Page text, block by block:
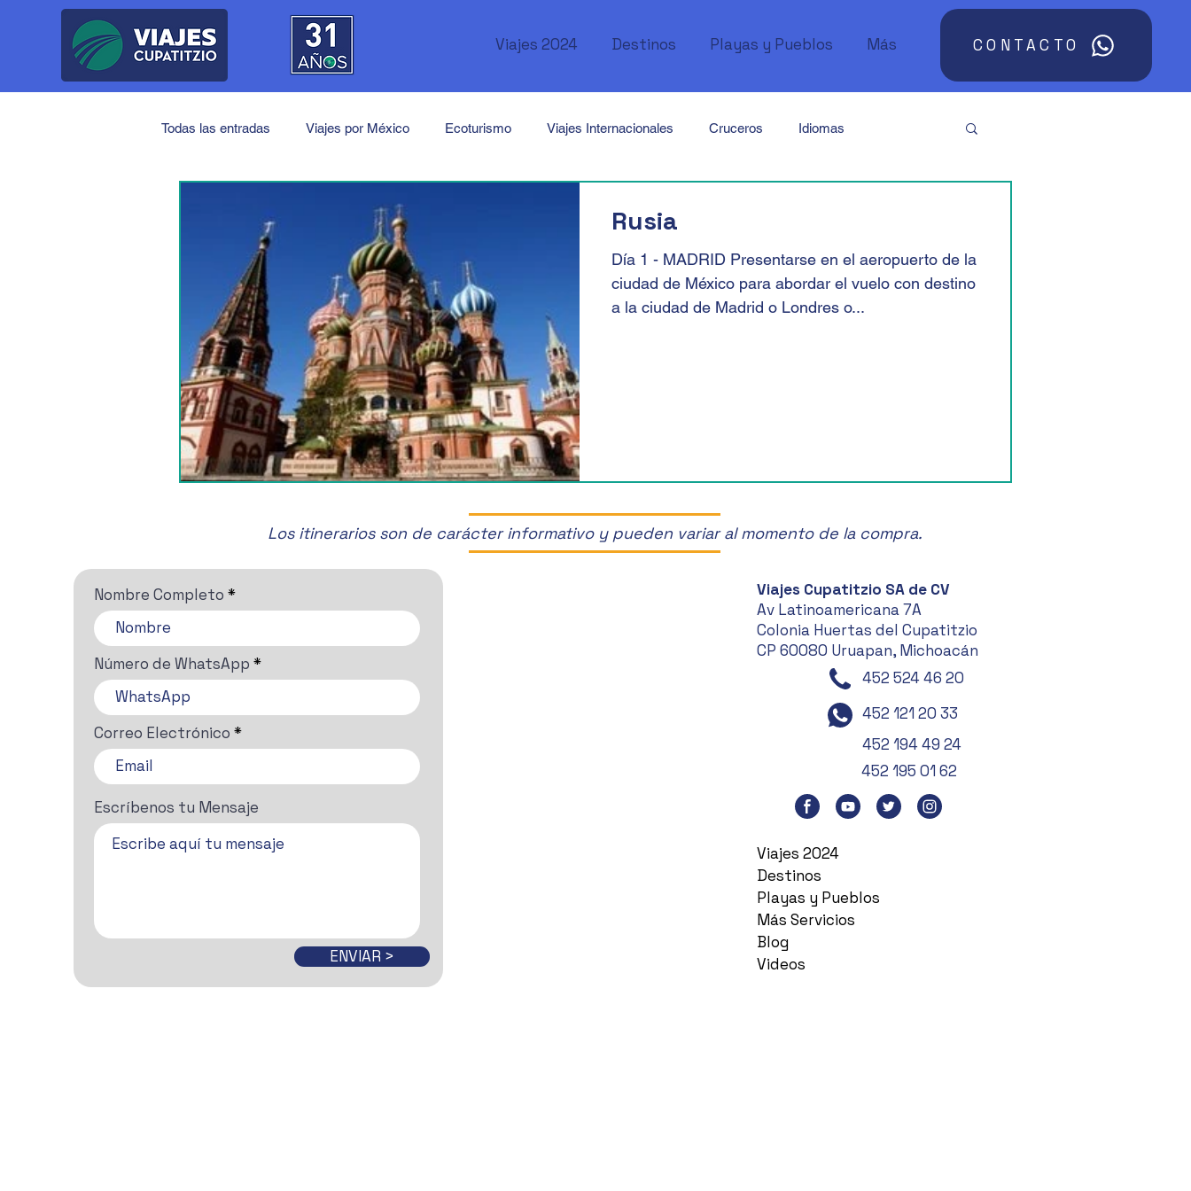
Viajes 2024 Destinos Playas y Pueblos Más CONTACTO
Todas las entradas Viajes por México Ecoturismo Viajes Internacionales Cruceros Idiomas
India Tailandia Kenya Marruecos Sudáfrica
Medio Oriente Turquía Jordania Emiratos Árabes
Rusia
Día 1 - MADRID Presentarse en el aeropuerto de la
ciudad de México para abordar el vuelo con destino
a la ciudad de Madrid o Londres o...
Los itinerarios son de carácter informativo y pueden variar al momento de la compra.
Nombre Completo
Número de WhatsApp
Correo Electrónico
Escríbenos tu Mensaje
ENVIAR >
Viajes Cupatitzio SA de CV
Av Latinoamericana 7A
Colonia Huertas del Cupatitzio
CP 60080 Uruapan, Michoacán
452 524 46 20
452 121 20 33
452 194 49 24
452 195 01 62
Viajes 2024
Destinos
Playas y Pueblos
Más Servicios
Blog
Videos